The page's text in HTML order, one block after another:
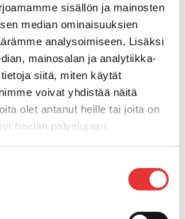
sisällön ja mainosten
median ominaisuuksien
analysoimiseen. Lisäksi
mainosalan ja analytiikka-
siitä, miten käytät
voivat yhdistää näitä
olet antanut heille tai joita on
heidän palvelujaan.
ELECTRIC
mallit
lumi